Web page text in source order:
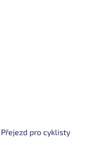
pro cyklisty